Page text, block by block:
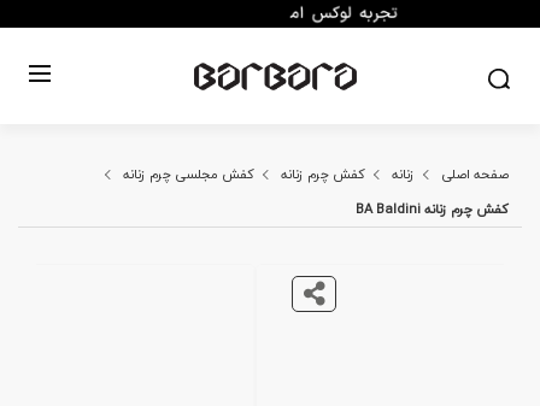
صفحه اصلی زنانه کفش چرم زنانه
کفش مجلسی چرم زنانه
کفش چرم زنانه BA Baldini